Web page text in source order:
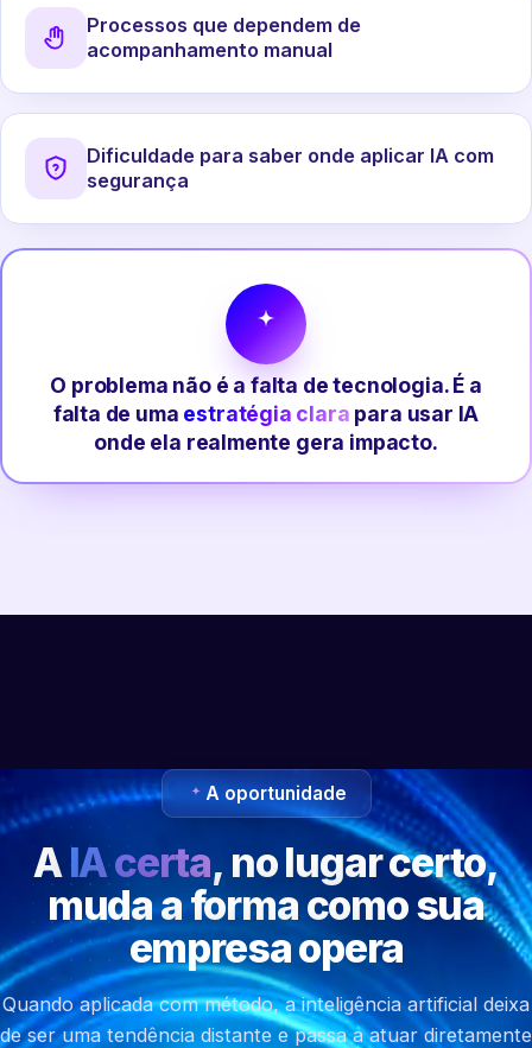
Processos que dependem de
acompanhamento manual
Dificuldade para saber onde aplicar IA com
segurança
O problema não é a falta de tecnologia. É a
falta de uma estratégia clara para usar IA
onde ela realmente gera impacto.
A oportunidade
AIA certa, no lugar certo,
muda a forma como sua
empresa opera
Quando aplicada com método, a inteligência artificial deixa
de ser uma tendência distante e passa a atuar diretamente